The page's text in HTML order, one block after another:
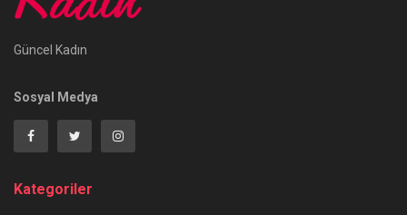
Güncel Kadın
Sosyal Medya
Kategoriler